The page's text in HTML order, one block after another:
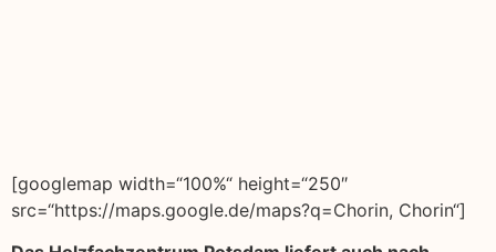
[googlemap width=“100%“ height=“250″
src=“https://maps.google.de/maps?q=Chorin, Chorin“]